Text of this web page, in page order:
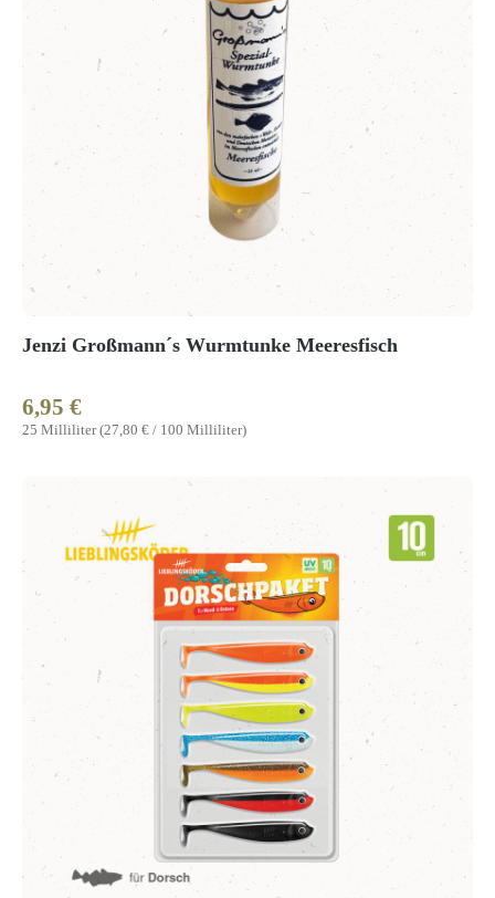
Jenzi Großmann´s Wurmtunke Meeresfisch
25 Milliliter(27,80 € / 100 Milliliter)
Regulärer Preis:
6,95 €